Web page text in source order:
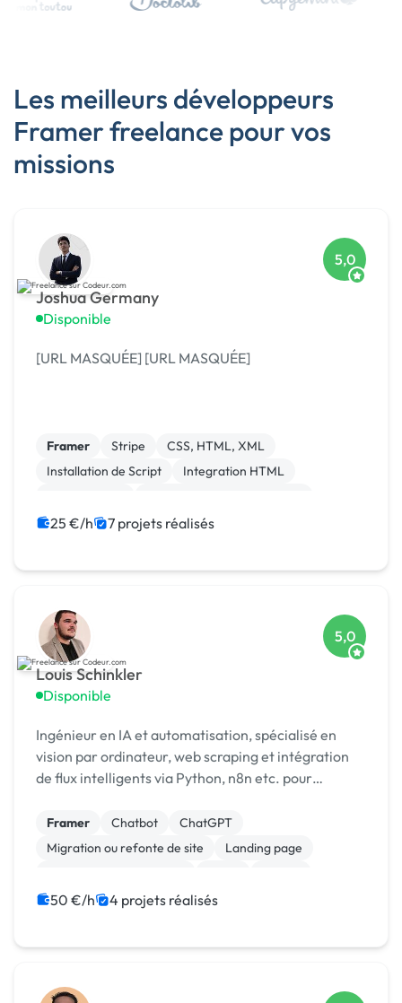
Les meilleurs développeurs
Framer freelance pour vos
missions
Joshua Germany
Disponible
5,0
[URL MASQUÉE] [URL MASQUÉE]
Framer Stripe
CSS, HTML, XML
Installation de Script
Integration HTML
Site clé en main
Web design
25 €/h 7 projets réalisés
Louis Schinkler
Disponible
5,0
Ingénieur en IA et automatisation, spécialisé en
vision par ordinateur, web scraping et intégration
de flux intelligents via Python, n8n etc. pour
Framer Chatbot
ChatGPT
Migration ou refonte de site
Landing page
MySQL
Java
50 €/h 4 projets réalisés